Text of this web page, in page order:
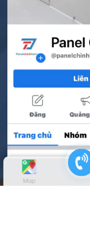
Map
Copyright © 2022